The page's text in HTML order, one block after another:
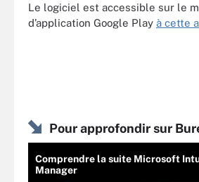
Le logiciel est accessible sur le
d’application Google Play à cette
Pour approfondir sur
Comprendre la suite Microsoft
Manager